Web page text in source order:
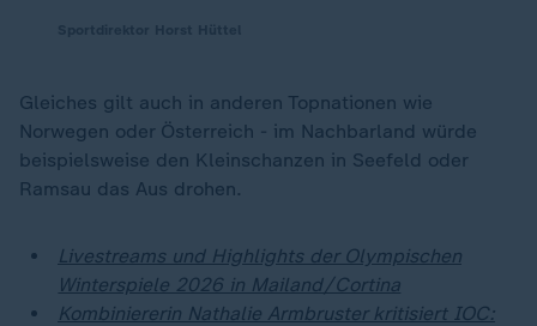
Gleiches gilt auch in anderen Topnationen wie
Norwegen oder Österreich - im Nachbarland würde
beispielsweise den Kleinschanzen in Seefeld oder
Ramsau das Aus drohen.
Livestreams und Highlights der Olympischen
Winterspiele 2026 in Mailand/Cortina
Kombiniererin Nathalie Armbruster kritisiert IOC: